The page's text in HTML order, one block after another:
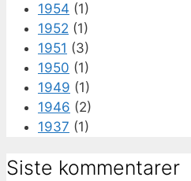
1954 (1)
1952 (1)
1951 (3)
1950 (1)
1949 (1)
1946 (2)
1937 (1)
Siste kommentarer